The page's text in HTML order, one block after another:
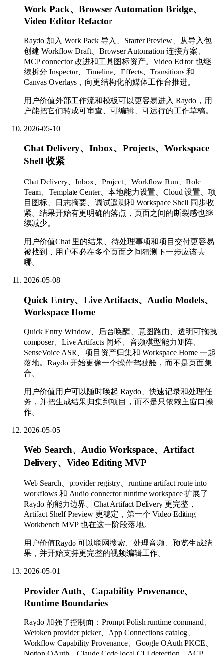
Work Pack、Browser Automation Bridge、
Video Editor Refactor
Raydo 加入 Work Pack 导入、Starter Preview、从导入包
创建 Workflow Draft、Browser Automation 连接方案、
MCP connector 改进和工具图标资产。Video Editor 也继
续拆分 Inspector、Timeline、Effects、Transitions 和
Canvas Overlays，向更结构化的媒体工作台推进。
用户价值外部工作流和模板可以更容易进入 Raydo，用
户能把它们转成可审查、可编辑、可运行的工作草稿。
2026-05-10
Chat Delivery、Inbox、Projects、Workspace
Shell 收紧
Chat Delivery、Inbox、Project、Workflow Run、Role
Team、Template Center、本地能力设置、Cloud 设置、项
目图标、日志摘要、调试遥测和 Workspace Shell 同步收
紧。结果开始有更明确的落点，页面之间的断裂感也继
续减少。
用户价值Chat 里的结果、待处理事项和项目交付更容易
被找到，用户不必在多个页面之间猜测下一步应该去
哪。
2026-05-08
Quick Entry、Live Artifacts、Audio Models、
Workspace Home
Quick Entry Window、后台唤醒、意图路由、透明可拖拽
composer、Live Artifacts 闭环、音频模型能力矩阵、
SenseVoice ASR、项目资产归集和 Workspace Home 一起
落地。Raydo 开始更像一个操作驾驶舱，而不是页面集
合。
用户价值用户可以随时唤起 Raydo、快速记录和处理任
务，并把生成结果归集到项目，而不是只依赖主窗口操
作。
2026-05-05
Web Search、Audio Workspace、Artifact
Delivery、Video Editing MVP
Web Search、provider registry、runtime artifact route into
workflows 和 Audio connector runtime workspace 扩展了
Raydo 的能力边界。Chat Artifact Delivery 更完整，
Artifact Shelf Preview 更稳定，第一个 Video Editing
Workbench MVP 也在这一阶段落地。
用户价值Raydo 可以联网搜索、处理音频、预览生成结
果，并开始支持更完整的视频编辑工作。
2026-05-01
Provider Auth、Capability Provenance、
Runtime Boundaries
Raydo 加强了控制面：Prompt Polish runtime command、
Wetoken provider picker、App Connections catalog、
Workflow Capability Provenance、Google OAuth PKCE、